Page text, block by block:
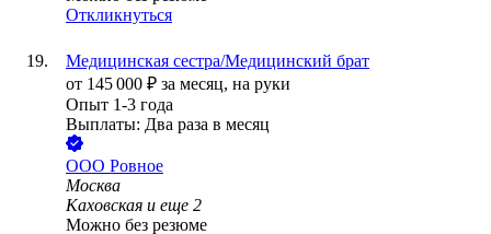
Откликнуться
Медицинская сестра/Медицинский брат
от 145 000 ₽ за месяц, на руки
Опыт 1-3 года
Выплаты: Два раза в месяц
ООО Ровное
Москва
Каховская и еще 2
Можно без резюме